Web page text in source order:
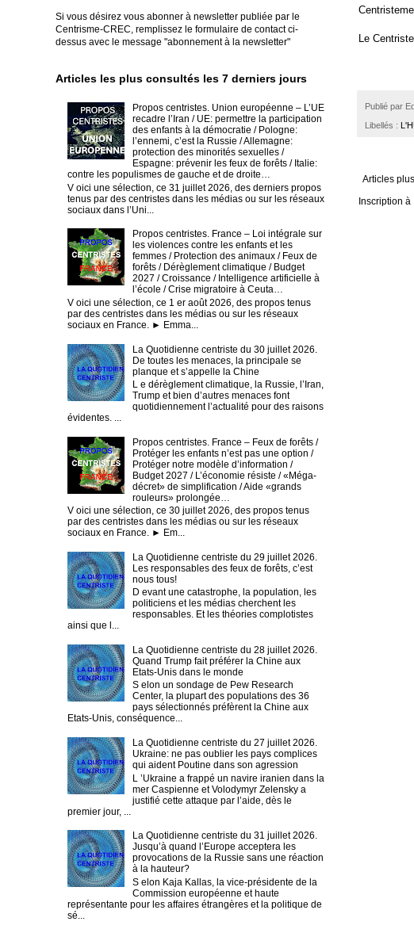
Le Centriste
Publié par
Libellés :
Articles
Inscription à
Si vous désirez vous abonner à newsletter publiée par le
Centrisme-CREC, remplissez le formulaire de contact ci-
dessus avec le message "abonnement à la newsletter"
Articles les plus consultés les 7 derniers jours
Propos centristes. Union européenne – L’UE
recadre l’Iran / UE: permettre la participation
des enfants à la démocratie / Pologne:
l’ennemi, c’est la Russie / Allemagne:
protection des minorités sexuelles /
Espagne: prévenir les feux de forêts / Italie:
contre les populismes de gauche et de droite…
V oici une sélection, ce 31 juillet 2026, des derniers propos
tenus par des centristes dans les médias ou sur les réseaux
sociaux dans l’Uni...
Propos centristes. France – Loi intégrale sur
les violences contre les enfants et les
femmes / Protection des animaux / Feux de
forêts / Dérèglement climatique / Budget
2027 / Croissance / Intelligence artificielle à
l’école / Crise migratoire à Ceuta…
V oici une sélection, ce 1 er août 2026, des propos tenus
par des centristes dans les médias ou sur les réseaux
sociaux en France. ► Emma...
La Quotidienne centriste du 30 juillet 2026.
De toutes les menaces, la principale se
planque et s’appelle la Chine
L e dérèglement climatique, la Russie, l’Iran,
Trump et bien d’autres menaces font
quotidiennement l’actualité pour des raisons
évidentes. ...
Propos centristes. France – Feux de forêts /
Protéger les enfants n’est pas une option /
Protéger notre modèle d’information /
Budget 2027 / L’économie résiste / «Méga-
décret» de simplification / Aide «grands
rouleurs» prolongée…
V oici une sélection, ce 30 juillet 2026, des propos tenus
par des centristes dans les médias ou sur les réseaux
sociaux en France. ► Em...
La Quotidienne centriste du 29 juillet 2026.
Les responsables des feux de forêts, c’est
nous tous!
D evant une catastrophe, la population, les
politiciens et les médias cherchent les
responsables. Et les théories complotistes
ainsi que l...
La Quotidienne centriste du 28 juillet 2026.
Quand Trump fait préférer la Chine aux
Etats-Unis dans le monde
S elon un sondage de Pew Research
Center, la plupart des populations des 36
pays sélectionnés préfèrent la Chine aux
Etats-Unis, conséquence...
La Quotidienne centriste du 27 juillet 2026.
Ukraine: ne pas oublier les pays complices
qui aident Poutine dans son agression
L ’Ukraine a frappé un navire iranien dans la
mer Caspienne et Volodymyr Zelensky a
justifié cette attaque par l’aide, dès le
premier jour, ...
La Quotidienne centriste du 31 juillet 2026.
Jusqu’à quand l’Europe acceptera les
provocations de la Russie sans une réaction
à la hauteur?
S elon Kaja Kallas, la vice-présidente de la
Commission européenne et haute
représentante pour les affaires étrangères et la politique de
sé...